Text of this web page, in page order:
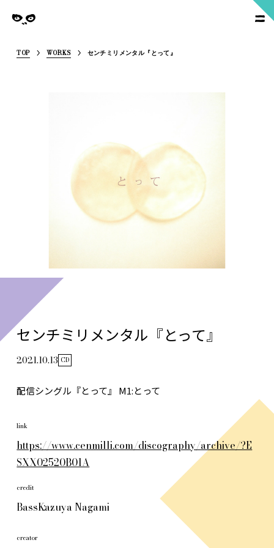
TOP WORKS センチミリメンタル『とって』
センチミリメンタル『とって』
2021.10.13 CD
配信シングル『とって』 M1:とって
link
https://www.cenmilli.com/discography/archive/?E
SXX02520B01A
credit
BassKazuya Nagami
creator